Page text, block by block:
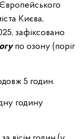
Києва,
зафіксовано
по озону (поріг
5 годин.
годину